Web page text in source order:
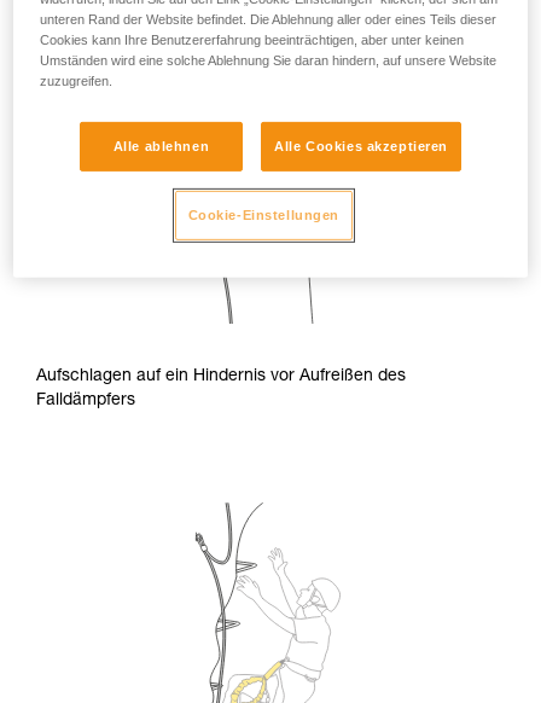
Aufschlagen auf ein Hindernis vor Aufreißen des
Falldämpfers
unteren Rand der Website befindet. Die Ablehnung aller oder eines Teils dieser
Cookies kann Ihre Benutzererfahrung beeinträchtigen, aber unter keinen
Umständen wird eine solche Ablehnung Sie daran hindern, auf unsere Website
zuzugreifen.
Alle ablehnen Alle Cookies akzeptieren
Cookie-Einstellungen